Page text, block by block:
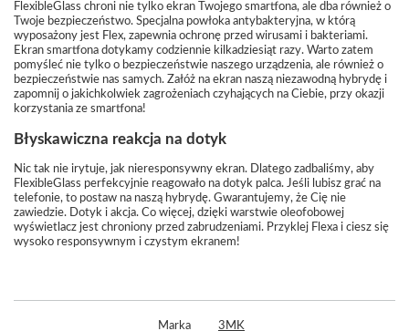
FlexibleGlass chroni nie tylko ekran Twojego smartfona, ale dba również o
Twoje bezpieczeństwo. Specjalna powłoka antybakteryjna, w którą
wyposażony jest Flex, zapewnia ochronę przed wirusami i bakteriami.
Ekran smartfona dotykamy codziennie kilkadziesiąt razy. Warto zatem
pomyśleć nie tylko o bezpieczeństwie naszego urządzenia, ale również o
bezpieczeństwie nas samych. Załóż na ekran naszą niezawodną hybrydę i
zapomnij o jakichkolwiek zagrożeniach czyhających na Ciebie, przy okazji
korzystania ze smartfona!
Błyskawiczna reakcja na dotyk
Nic tak nie irytuje, jak nieresponsywny ekran. Dlatego zadbaliśmy, aby
FlexibleGlass perfekcyjnie reagowało na dotyk palca. Jeśli lubisz grać na
telefonie, to postaw na naszą hybrydę. Gwarantujemy, że Cię nie
zawiedzie. Dotyk i akcja. Co więcej, dzięki warstwie oleofobowej
wyświetlacz jest chroniony przed zabrudzeniami. Przyklej Flexa i ciesz się
wysoko responsywnym i czystym ekranem!
Marka 3MK